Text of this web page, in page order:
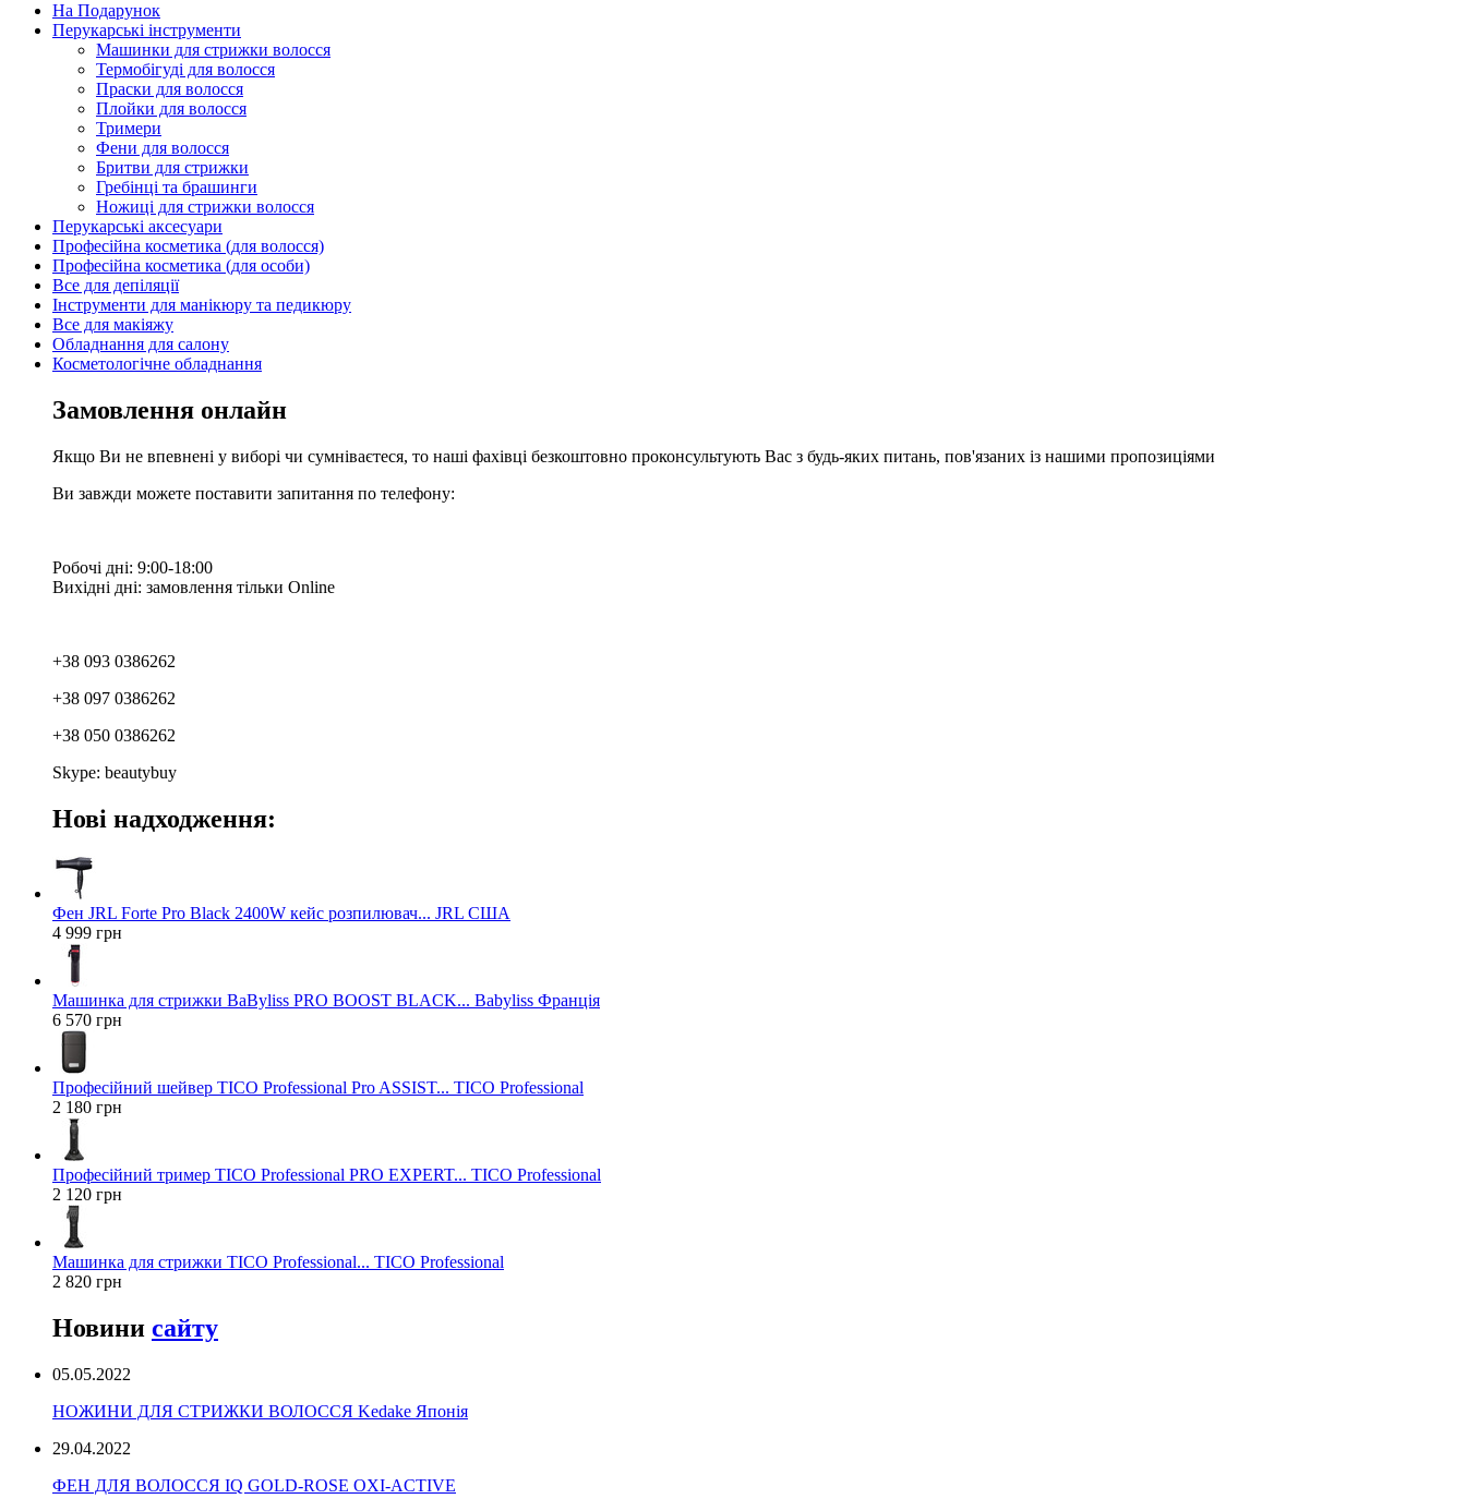
На Подарунок
Перукарські інструменти
Машинки для стрижки волосся
Термобігуді для волосся
Праски для волосся
Плойки для волосся
Тримери
Фени для волосся
Бритви для стрижки
Гребінці та брашинги
Ножиці для стрижки волосся
Перукарські аксесуари
Професійна косметика (для волосся)
Професійна косметика (для особи)
Все для депіляції
Інструменти для манікюру та педикюру
Все для макіяжу
Обладнання для салону
Косметологічне обладнання
Замовлення онлайн
Якщо Ви не впевнені у виборі чи сумніваєтеся, то наші фахівці безкоштовно проконсультують Вас з будь-яких питань, пов'язаних із нашими пропозиціями
Ви завжди можете поставити запитання по телефону:
Робочі дні: 9:00-18:00
Вихідні дні: замовлення тільки Online
+38 093 0386262
+38 097 0386262
+38 050 0386262
Skype: beautybuy
Нові надходження:
Фен JRL Forte Pro Black 2400W кейс розпилювач... JRL США
4 999 грн
Машинка для стрижки BaByliss PRO BOOST BLACK... Babyliss Франція
6 570 грн
Професійний шейвер TICO Professional Pro ASSIST... TICO Professional
2 180 грн
Професійний тример TICO Professional PRO EXPERT... TICO Professional
2 120 грн
Машинка для стрижки TICO Professional... TICO Professional
2 820 грн
Новини сайту
05.05.2022
НОЖИНИ ДЛЯ СТРИЖКИ ВОЛОССЯ Kedake Японія
29.04.2022
ФЕН ДЛЯ ВОЛОССЯ IQ GOLD-ROSE OXI-ACTIVE